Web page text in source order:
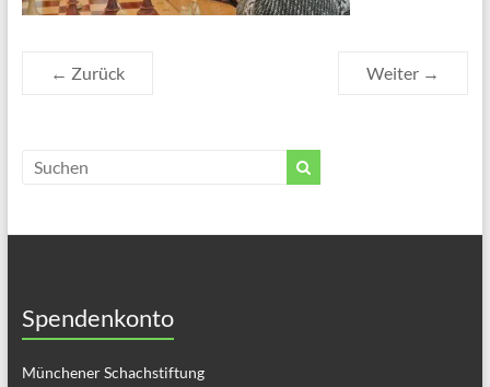
← Zurück Weiter →
Spendenkonto
Münchener Schachstiftung